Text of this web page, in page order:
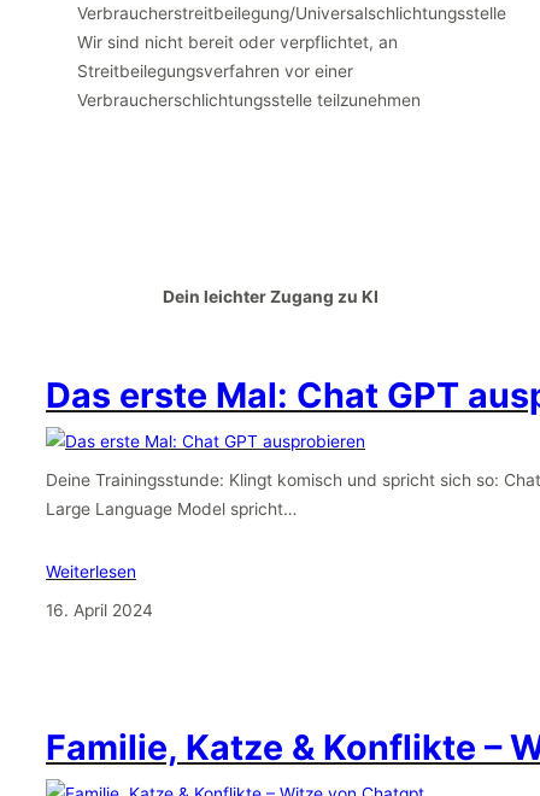
Verbraucherstreitbeilegung/Universalschlichtungsstelle
Wir sind nicht bereit oder verpflichtet, an
Streitbeilegungsverfahren vor einer
Verbraucherschlichtungsstelle teilzunehmen
Dein leichter Zugang zu KI
Das erste Mal: Chat GPT
Deine Trainingsstunde: Klingt komisch und spricht sich so:
Large Language Model spricht…
Weiterlesen
16. April 2024
Familie, Katze & Konflikte –